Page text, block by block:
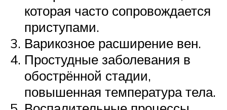
которая часто сопровождается
приступами.
Варикозное расширение вен.
Простудные заболевания в
обострённой стадии,
повышенная температура тела.